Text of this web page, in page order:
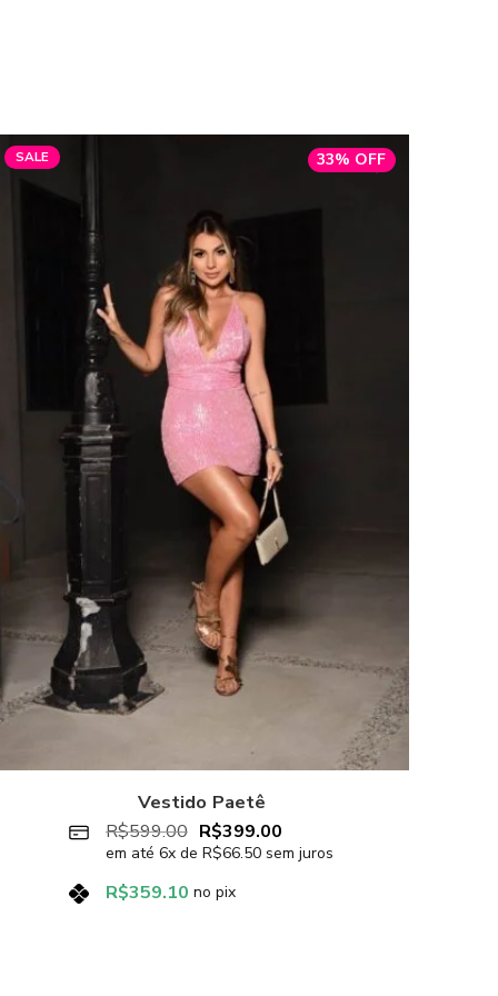
SALE 33% OFF
Vestido Paetê
R$599.00 R$399.00
em até 6x de R$66.50 sem juros
R$359.10 no pix